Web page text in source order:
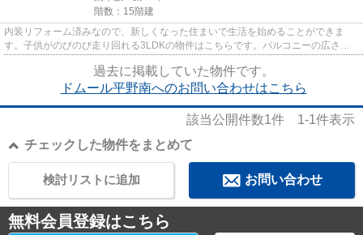
階数：15階建
内装リフォーム済みなので、新しくなった住まいで生活を始めることができま
す。子供がのびのび走り回れる3LDKの物件はこちらです。バルコニーの広さは
過去に掲載していた物件です。
ドムール平野南へのお問い合わせはこちら
該当公開件数1件 1-1件表示
チェックした物件をまとめて
お問い合わせ
検討リストに追加
無料会員登録はこちら